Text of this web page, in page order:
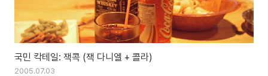
국민 칵테일: 잭콕 (잭 다니엘 + 콜라)
2005.07.03